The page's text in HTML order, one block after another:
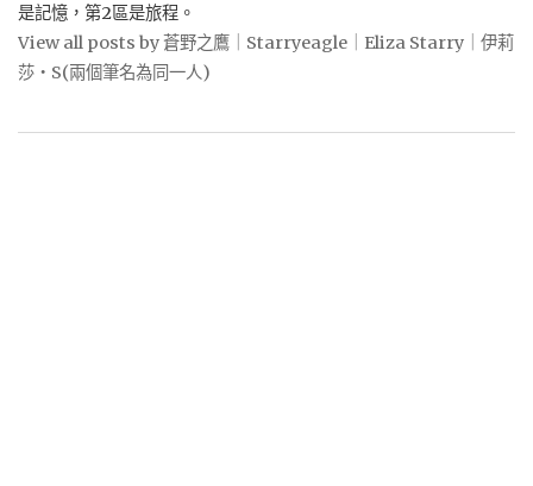
是記憶，第2區是旅程。
View all posts by 蒼野之鷹｜Starryeagle｜Eliza Starry｜伊莉
莎・S(兩個筆名為同一人)